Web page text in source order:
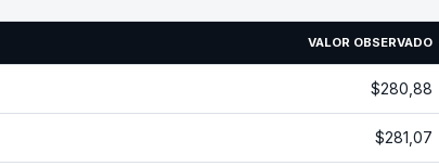
VALOR OBSERVADO
$280,88
$281,07